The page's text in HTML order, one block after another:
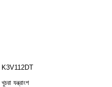
K3V112DT
খুচরা যন্ত্রাংশ